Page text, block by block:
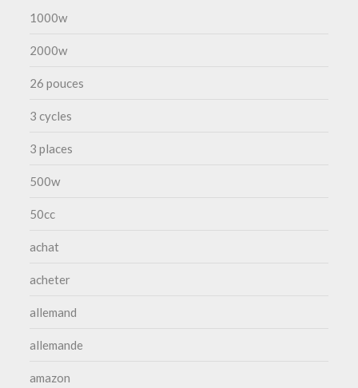
1000w
2000w
26 pouces
3 cycles
3 places
500w
50cc
achat
acheter
allemand
allemande
amazon